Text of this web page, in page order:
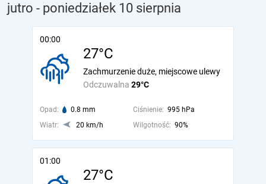
jutro - poniedziałek 10 sierpnia
00:00
27°C
Odczuwalna 29°C
Zachmurzenie duże, miejscowe ulewy
Opad: 0.8 mm Ciśnienie: 995 hPa
Wiatr:
20 km/h Wilgotność: 90%
01:00
27°C